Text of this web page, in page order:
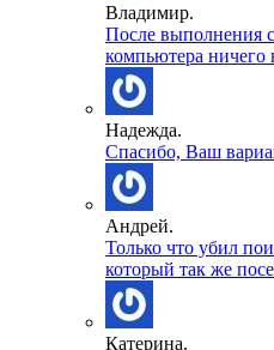
Владимир.
После выполнения
компьютера ничего
Надежда.
Спасибо, Ваш
Андрей.
Только что убил
который так же
Катерина.